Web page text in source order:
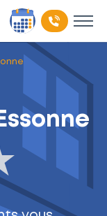
4.6out of 5